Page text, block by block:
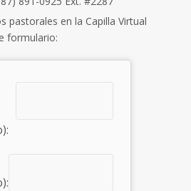
pastorales en la Capilla Virtual
formulario: